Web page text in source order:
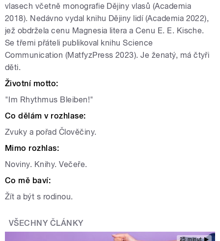
vlasech včetně monografie Dějiny vlasů (Academia
2018). Nedávno vydal knihu Dějiny lidí (Academia 2022),
jež obdržela cenu Magnesia litera a Cenu E. E. Kische.
Se třemi přáteli publikoval knihu Science
Communication (MatfyzPress 2023). Je ženatý, má čtyři
děti.
Životní motto:
"Im Rhythmus Bleiben!"
Co dělám v rozhlase:
Zvuky a pořad Člověčiny.
Mimo rozhlas:
Noviny. Knihy. Večeře.
Co mě baví:
Žít a být s rodinou.
VŠECHNY ČLÁNKY
25 minut